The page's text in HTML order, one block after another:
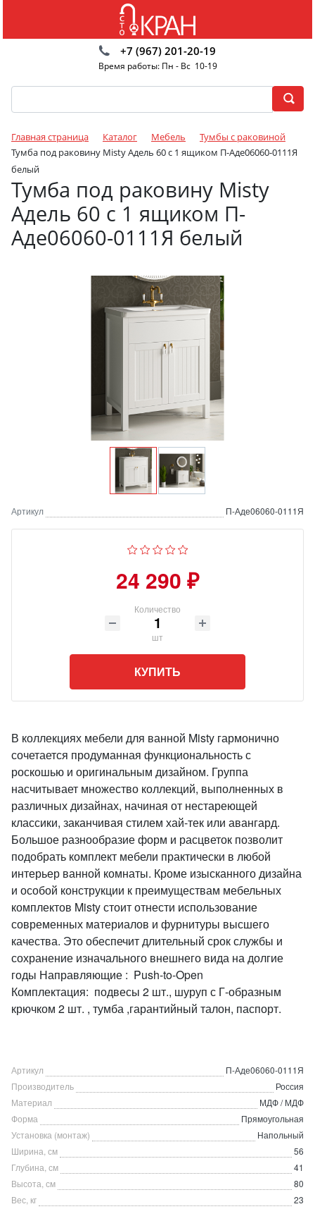
+7 (967) 201-20-19
Время работы: Пн - Вс 10-19
Главная страница Каталог Мебель
Тумбы с раковиной
Тумба под раковину Misty Адель 60 с 1 ящиком П-Аде06060-0111Я
белый
Тумба под раковину Misty
Адель 60 с 1 ящиком П-
Аде06060-0111Я белый
Артикул П-Аде06060-0111Я
24 290 ₽
Количество
шт
КУПИТЬ
В коллекциях мебели для ванной Misty гармонично
сочетается продуманная функциональность с
роскошью и оригинальным дизайном. Группа
насчитывает множество коллекций, выполненных в
различных дизайнах, начиная от нестареющей
классики, заканчивая стилем хай-тек или авангард.
Большое разнообразие форм и расцветок позволит
подобрать комплект мебели практически в любой
интерьер ванной комнаты. Кроме изысканного дизайна
и особой конструкции к преимуществам мебельных
комплектов Misty стоит отнести использование
современных материалов и фурнитуры высшего
качества. Это обеспечит длительный срок службы и
сохранение изначального внешнего вида на долгие
годы Направляющие : Push-to-Open
Комплектация: подвесы 2 шт., шуруп с Г-образным
крючком 2 шт. , тумба ,гарантийный талон, паспорт.
Артикул
П-Аде06060-0111Я
Производитель
Россия
Материал
МДФ / МДФ
Форма
Прямоугольная
Установка (монтаж)
Напольный
Ширина, см
56
Глубина, см
41
Высота, см
80
Вес, кг
23